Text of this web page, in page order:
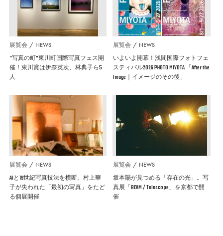
展覧会 NEWS
”写真の町”東川町国際写真フェス開
催！東川賞は伊奈英次、林典子ら5
人
展覧会 NEWS
いよいよ開幕！浅間国際フォトフェ
スティバル2026 PHOTO MIYOTA 「After the
Image｜イメージのその後」
展覧会 NEWS
AIと19世紀写真技法を横断。村上華
子が失われた「最初の写真」をたど
る個展開催
展覧会 NEWS
坂本陽が見つめる「存在の光」。写
真展「BEAM / Telescope」を京都で開
催